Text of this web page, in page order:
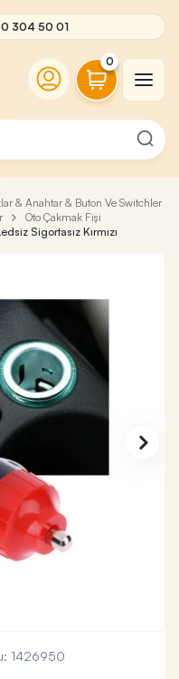
304 50 01
0
& Anahtar & Buton Ve Switchler
Oto Çakmak Fişi
Sigortasız Kırmızı
1426950